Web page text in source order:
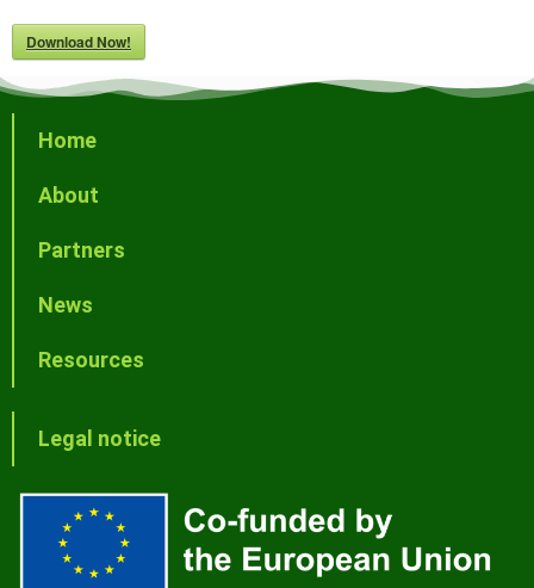
Download Now!
Home
About
Partners
News
Resources
Legal notice